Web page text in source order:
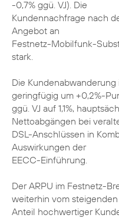
-0,7% ggü. VJ). Die
Kundennachfrage nach
Angebot an
Festnetz-Mobilfunk-
stark.
Die
geringfügig um +0,2%-
ggü. VJ auf 1,1%,
Nettoabgängen bei
DSL-Anschlüssen in
Auswirkungen der
EECC-Einführung.
Der ARPU im Festnetz-
weiterhin vom steigenden
Anteil hochwertiger